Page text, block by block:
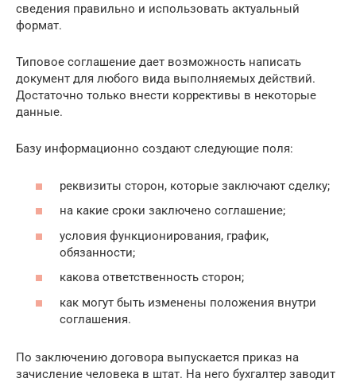
сведения правильно и использовать актуальный
формат.
Типовое соглашение дает возможность написать
документ для любого вида выполняемых действий.
Достаточно только внести коррективы в некоторые
данные.
Базу информационно создают следующие поля:
реквизиты сторон, которые заключают сделку;
на какие сроки заключено соглашение;
условия функционирования, график,
обязанности;
какова ответственность сторон;
как могут быть изменены положения внутри
соглашения.
По заключению договора выпускается приказ на
зачисление человека в штат. На него бухгалтер заводит